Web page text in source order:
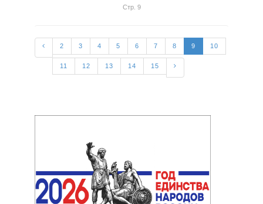
Стр. 9
2 3 4 5 6 7 8 9 10
11 12 13 14 15